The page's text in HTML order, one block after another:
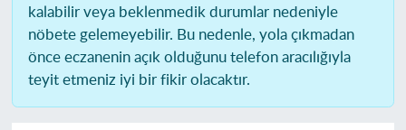
kalabilir veya beklenmedik durumlar nedeniyle
nöbete gelemeyebilir. Bu nedenle, yola çıkmadan
önce eczanenin açık olduğunu telefon aracılığıyla
teyit etmeniz iyi bir fikir olacaktır.